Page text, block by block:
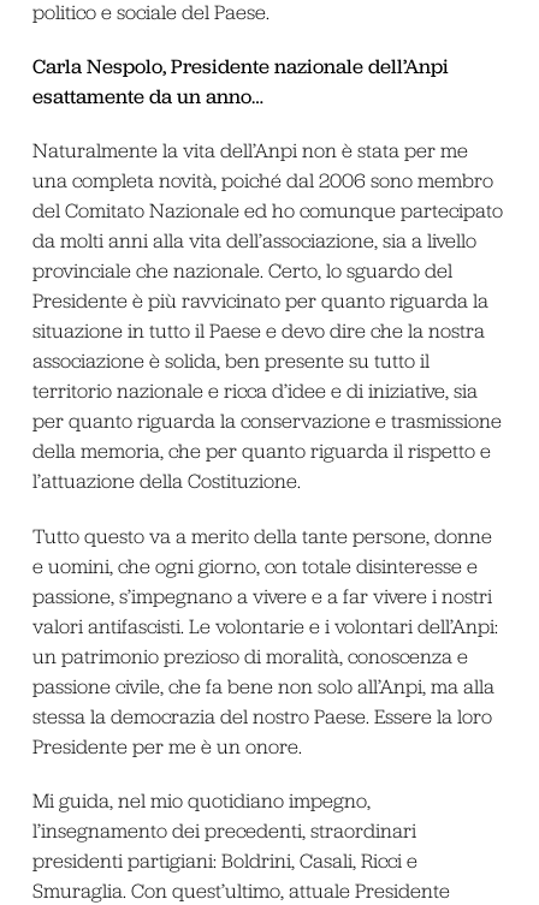
politico e sociale del Paese.
Carla Nespolo, Presidente nazionale dell’Anpi
esattamente da un anno…
Naturalmente la vita dell’Anpi non è stata per me
una completa novità, poiché dal 2006 sono membro
del Comitato Nazionale ed ho comunque partecipato
da molti anni alla vita dell’associazione, sia a livello
provinciale che nazionale. Certo, lo sguardo del
Presidente è più ravvicinato per quanto riguarda la
situazione in tutto il Paese e devo dire che la nostra
associazione è solida, ben presente su tutto il
territorio nazionale e ricca d’idee e di iniziative, sia
per quanto riguarda la conservazione e trasmissione
della memoria, che per quanto riguarda il rispetto e
l’attuazione della Costituzione.
Tutto questo va a merito della tante persone, donne
e uomini, che ogni giorno, con totale disinteresse e
passione, s’impegnano a vivere e a far vivere i nostri
valori antifascisti. Le volontarie e i volontari dell’Anpi:
un patrimonio prezioso di moralità, conoscenza e
passione civile, che fa bene non solo all’Anpi, ma alla
stessa la democrazia del nostro Paese. Essere la loro
Presidente per me è un onore.
Mi guida, nel mio quotidiano impegno,
l’insegnamento dei precedenti, straordinari
presidenti partigiani: Boldrini, Casali, Ricci e
Smuraglia. Con quest’ultimo, attuale Presidente